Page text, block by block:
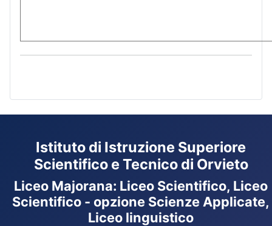
Istituto di Istruzione Superiore
Scientifico e Tecnico di Orvieto
Liceo Majorana: Liceo Scientifico, Liceo
Scientifico - opzione Scienze Applicate,
Liceo linguistico